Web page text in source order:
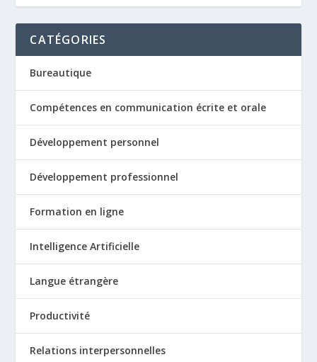
CATÉGORIES
Bureautique
Compétences en communication écrite et orale
Développement personnel
Développement professionnel
Formation en ligne
Intelligence Artificielle
Langue étrangère
Productivité
Relations interpersonnelles